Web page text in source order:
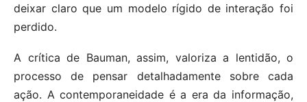
deixar claro que um modelo rígido de interação foi
perdido.
A crítica de Bauman, assim, valoriza a lentidão, o
processo de pensar detalhadamente sobre cada
ação. A contemporaneidade é a era da informação,